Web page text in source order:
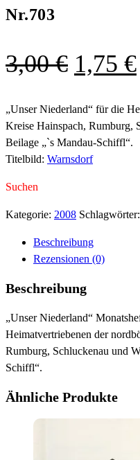
Nr.703
3,00€
war:
3,00 €
1,75 €
„Unser Niederland“ für die
Kreise Hainspach, Rumburg,
Beilage „`s Mandau-Schiffl“.
Titelbild: Warnsdorf
Suchen
Kategorie: 2008 Schlagwörter:
Beschreibung
Rezensionen (0)
Beschreibung
„Unser Niederland“
Heimatvertriebenen der
Rumburg, Schluckenau und
Schiffl“.
Ähnliche Produkte